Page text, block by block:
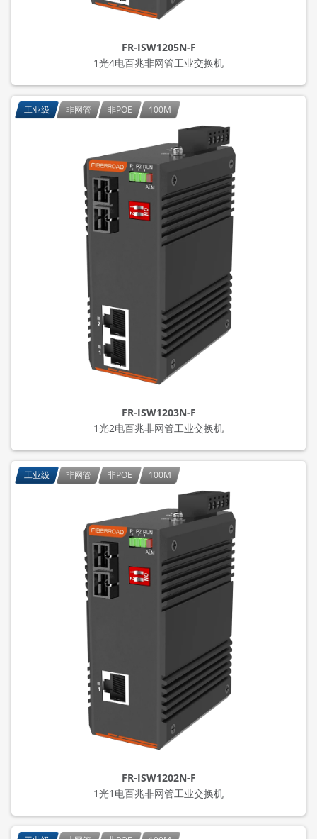
FR-ISW1205N-F
1光4电百兆非网管工业交换机
FR-ISW1203N-F
1光2电百兆非网管工业交换机
工业级 非网管 非POE 100M
FR-ISW1202N-F
1光1电百兆非网管工业交换机
工业级 非网管 非POE 100M